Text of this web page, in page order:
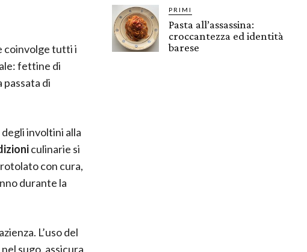
coinvolge tutti i
fettine di
di
involtini alla
culinarie si
con cura,
durante la
L’uso del
sugo, assicura
PRIMI
Pasta all’assassina:
croccantezza ed identità
barese